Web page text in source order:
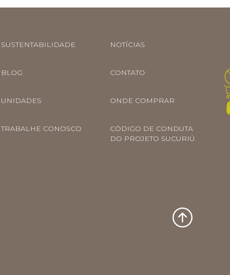
SUSTENTABILIDADE NOTÍCIAS
BLOG CONTATO
UNIDADES ONDE COMPRAR
TRABALHE CONOSCO
CÓDIGO DE CONDUTA
DO PROJETO SUCURIÚ